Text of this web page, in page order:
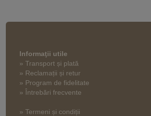
Informaţii utile
» Transport și plată
» Reclamații și retur
» Program de fidelitate
» Întrebări frecvente
» Termeni și condiții